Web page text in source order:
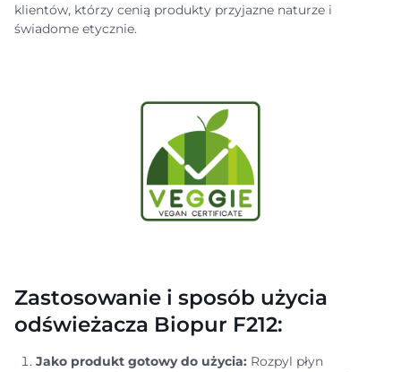
klientów, którzy cenią produkty przyjazne naturze i
świadome etycznie.
Zastosowanie i sposób użycia
odświeżacza Biopur F212:
Jako produkt gotowy do użycia: Rozpyl płyn